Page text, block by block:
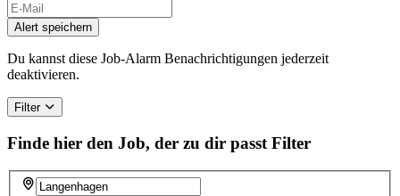
Alert speichern
Du kannst diese Job-Alarm Benachrichtigungen jederzeit
deaktivieren.
Filter
Finde hier den Job, der zu dir passt Filter